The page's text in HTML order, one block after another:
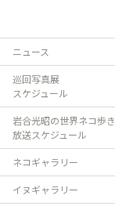
ニュース
巡回写真展
スケジュール
岩合光昭の世界ネコ歩き
放送スケジュール
ネコギャラリー
イヌギャラリー